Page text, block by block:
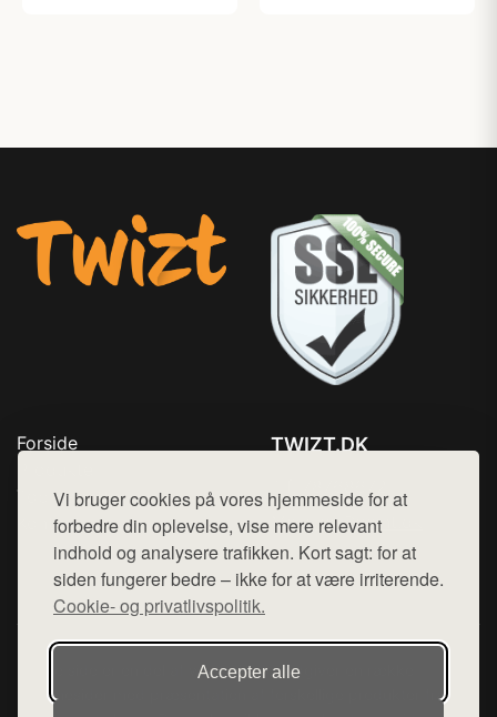
Vi bruger cookies på vores hjemmeside for at
forbedre din oplevelse, vise mere relevant
indhold og analysere trafikken. Kort sagt: for at
siden fungerer bedre – ikke for at være irriterende.
Cookie- og privatlivspolitik.
Accepter alle
Forside
Top Rabatter
Kontakt
TWIZT.DK
Mail: hej@want.dk
Cookie- og privatlivspolitik
Denne side er en del af want.dk, der udgiver en række
hjemmesider med præsentation af forskellige produkter fra